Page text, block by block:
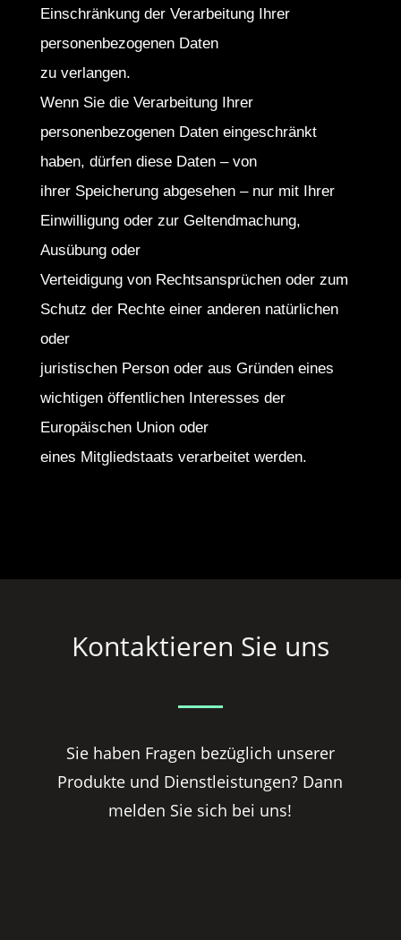
Einschränkung der Verarbeitung Ihrer
personenbezogenen Daten
zu verlangen.
Wenn Sie die Verarbeitung Ihrer
personenbezogenen Daten eingeschränkt
haben, dürfen diese Daten – von
ihrer Speicherung abgesehen – nur mit Ihrer
Einwilligung oder zur Geltendmachung,
Ausübung oder
Verteidigung von Rechtsansprüchen oder zum
Schutz der Rechte einer anderen natürlichen
oder
juristischen Person oder aus Gründen eines
wichtigen öffentlichen Interesses der
Europäischen Union oder
eines Mitgliedstaats verarbeitet werden.
Kontaktieren Sie uns
Sie haben Fragen bezüglich unserer
Produkte und Dienstleistungen? Dann
melden Sie sich bei uns!